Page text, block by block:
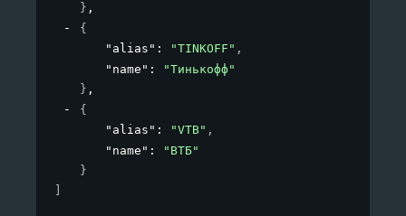
} ,
{
"alias" : "TINKOFF" ,
"name" :
"Тинькофф"
} ,
{
"alias" : "VTB" ,
"name" :
"ВТБ"
}